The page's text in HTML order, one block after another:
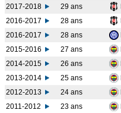
2017-2018
29 ans
2016-2017
28 ans
2016-2017
28 ans
2015-2016
27 ans
2014-2015
26 ans
2013-2014
25 ans
2012-2013
24 ans
2011-2012
23 ans